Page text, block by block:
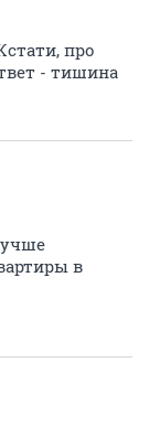
про
- тишина
в